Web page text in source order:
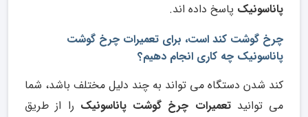
پاناسونیک پاسخ داده اند.
چرخ گوشت کند است، برای تعمیرات چرخ گوشت
پاناسونیک چه کاری انجام دهیم؟
کند شدن دستگاه می تواند به چند دلیل مختلف باشد، شما
می توانیدتعمیرات چرخ گوشت پاناسونیک را از طریق